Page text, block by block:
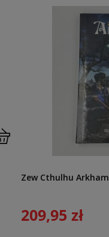
Zew Cthulhu Arkham
209,95 zł